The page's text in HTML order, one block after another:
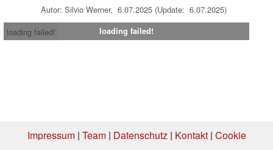
Autor: Silvio Werner, 6.07.2025 (Update: 6.07.2025)
loading failed!
loading failed!
Impressum| Team| Datenschutz| Kontakt| Cookie